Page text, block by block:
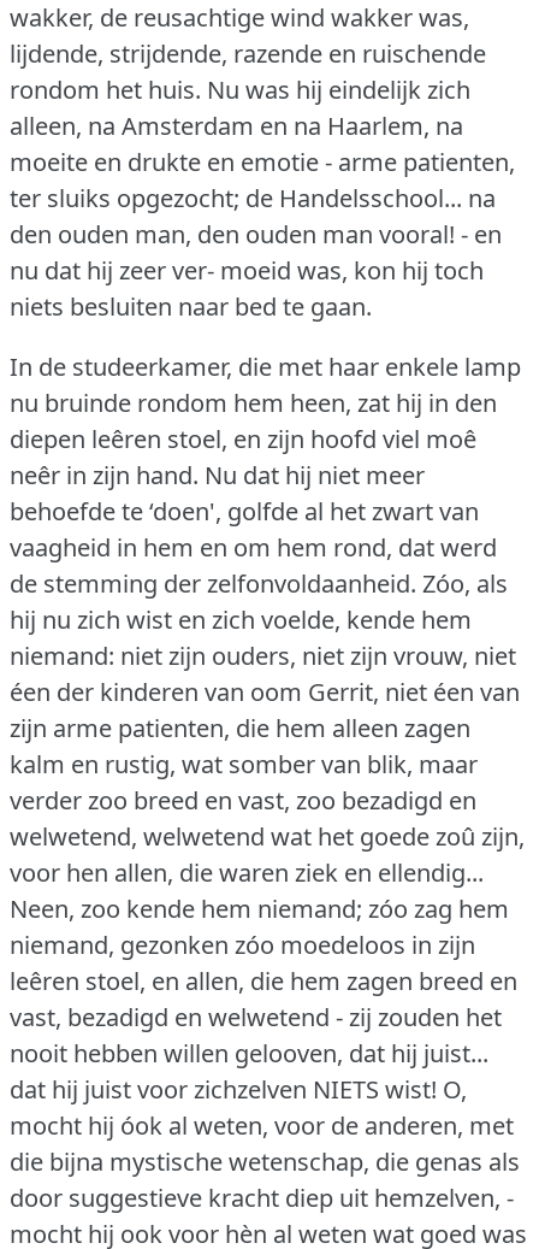
wakker, de reusachtige wind wakker was,
lijdende, strijdende, razende en ruischende
rondom het huis. Nu was hij eindelijk zich
alleen, na Amsterdam en na Haarlem, na
moeite en drukte en emotie - arme patienten,
ter sluiks opgezocht; de Handelsschool... na
den ouden man, den ouden man vooral! - en
nu dat hij zeer ver- moeid was, kon hij toch
niets besluiten naar bed te gaan.
In de studeerkamer, die met haar enkele lamp
nu bruinde rondom hem heen, zat hij in den
diepen leêren stoel, en zijn hoofd viel moê
neêr in zijn hand. Nu dat hij niet meer
behoefde te ‘doen', golfde al het zwart van
vaagheid in hem en om hem rond, dat werd
de stemming der zelfonvoldaanheid. Zóo, als
hij nu zich wist en zich voelde, kende hem
niemand: niet zijn ouders, niet zijn vrouw, niet
éen der kinderen van oom Gerrit, niet éen van
zijn arme patienten, die hem alleen zagen
kalm en rustig, wat somber van blik, maar
verder zoo breed en vast, zoo bezadigd en
welwetend, welwetend wat het goede zoû zijn,
voor hen allen, die waren ziek en ellendig...
Neen, zoo kende hem niemand; zóo zag hem
niemand, gezonken zóo moedeloos in zijn
leêren stoel, en allen, die hem zagen breed en
vast, bezadigd en welwetend - zij zouden het
nooit hebben willen gelooven, dat hij juist...
dat hij juist voor zichzelven NIETS wist! O,
mocht hij óok al weten, voor de anderen, met
die bijna mystische wetenschap, die genas als
door suggestieve kracht diep uit hemzelven, -
mocht hij ook voor hèn al weten wat goed was